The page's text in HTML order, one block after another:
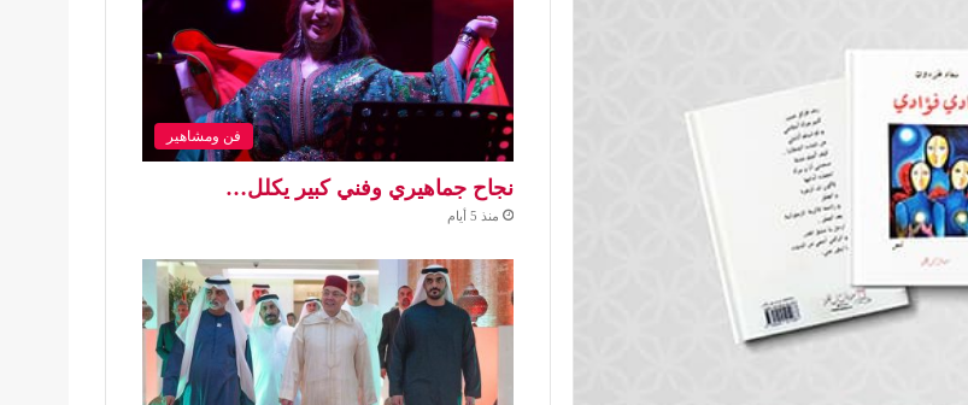
فن ومشاهير
نجاح جماهيري وفني كبير يكلل…
منذ 5 أيام